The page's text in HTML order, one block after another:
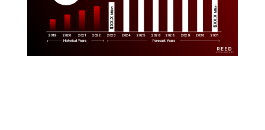
2019 2020 2021 2022 2023 2024 2025 2026 2028 2029 2030 2031
$XX.X
Million
$XX.X
Million
Historical Years Forecast Years